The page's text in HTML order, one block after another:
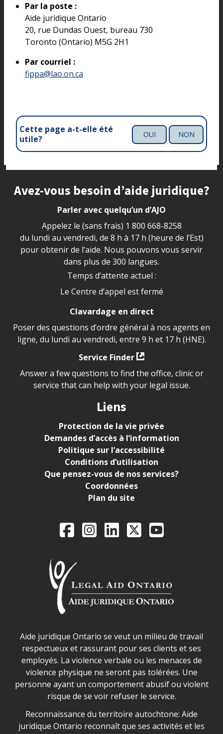
Par la poste :
Aide juridique Ontario
20, rue Dundas Ouest, bureau 730
Toronto (Ontario) M5G 2H1
Par courriel :
fippa@lao.on.ca
Cette page a-t-elle été
utile?
OUI NON
Site footer
Avez-vous besoin d’aide juridique?
Parler avec quelqu’un d’AJO
Appelez le (sans frais) 1 800 668-8258
du lundi au vendredi, de 8 h à 17 h (heure de l’Est)
pour obtenir de l’aide. Nous pouvons vous servir
dans plus de 300 langues.
Temps d’attente actuel :
Le Centre d’appel est fermé
Clavardage en direct
Poser des questions d’ordre général à nos agents en
ligne, du lundi au vendredi, entre 9 h et 17 h (HNE).
Service Finder
Answer a few questions to find the office, clinic or
service that can help with your legal issue.
Liens
Protection de la vie privée
Demandes d’accès à l’information
Politique sur l’accessibilité
Conditions d’utilisation
Que pensez-vous de nos services?
Coordonnées
Plan du site
Legal Aid Ontario
FacebookInstagram
LinkedIn
X YouTube
Déclaration sur la sécurité dans les locaux d'AJO.
Aide juridique Ontario se veut un milieu de travail
respectueux et rassurant pour ses clients et ses
employés. La violence verbale ou les menaces de
violence physique ne seront pas tolérées. Une
personne ayant un comportement abusif ou violent
risque de se voir refuser le service.
Legal Aid Ontario land acknowledgement
Reconnaissance du territoire autochtone: Aide
juridique Ontario reconnaît que ses activités et les